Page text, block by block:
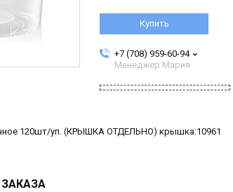
Купить
+7 (708) 959-60-94
Менеджер Мария
120шт/уп. (КРЫШКА ОТДЕЛЬНО) крышка:10961